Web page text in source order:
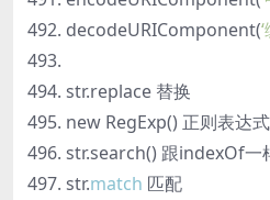
decodeURIComponent(
str.replace 替换
new RegExp() 正则表达式
str.search() 跟indexOf一
str.match 匹配